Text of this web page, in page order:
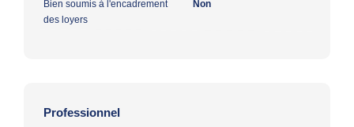
Bien soumis à l'encadrement
des loyers
Non
Professionnel